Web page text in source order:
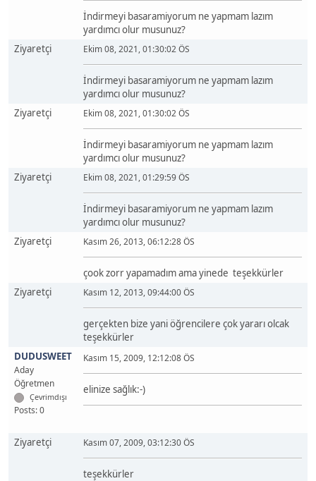
İndirmeyi basaramiyorum ne yapmam lazım
yardımcı olur musunuz?
Ziyaretçi
Ekim 08, 2021, 01:30:02 ÖS
İndirmeyi basaramiyorum ne yapmam lazım
yardımcı olur musunuz?
Ziyaretçi
Ekim 08, 2021, 01:30:02 ÖS
İndirmeyi basaramiyorum ne yapmam lazım
yardımcı olur musunuz?
Ziyaretçi
Ekim 08, 2021, 01:29:59 ÖS
İndirmeyi basaramiyorum ne yapmam lazım
yardımcı olur musunuz?
Ziyaretçi
Kasım 26, 2013, 06:12:28 ÖS
çook zorr yapamadım ama yinede teşekkürler
Ziyaretçi
Kasım 12, 2013, 09:44:00 ÖS
gerçekten bize yani öğrencilere çok yararı olcak
teşekkürler
DUDUSWEET
Aday
Öğretmen
Çevrimdışı
Posts: 0
Kasım 15, 2009, 12:12:08 ÖS
elinize sağlık:-)
Ziyaretçi Kasım 07, 2009, 03:12:30 ÖS
teşekkürler